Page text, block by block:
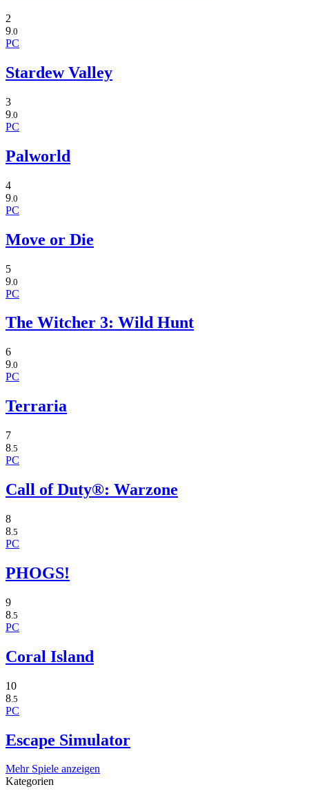
2
9.0
PC
Stardew Valley
3
9 .0
PC
Palworld
4
9 .0
PC
Move or Die
5
9 .0
PC
The Witcher 3: Wild Hunt
6
9.0
PC
Terraria
7
8.5
PC
Call of Duty®: Warzone
8
8.5
PC
PHOGS!
9
8 .5
PC
Coral Island
10
8 .5
PC
Escape Simulator
Mehr Spiele anzeigen
Kategorien